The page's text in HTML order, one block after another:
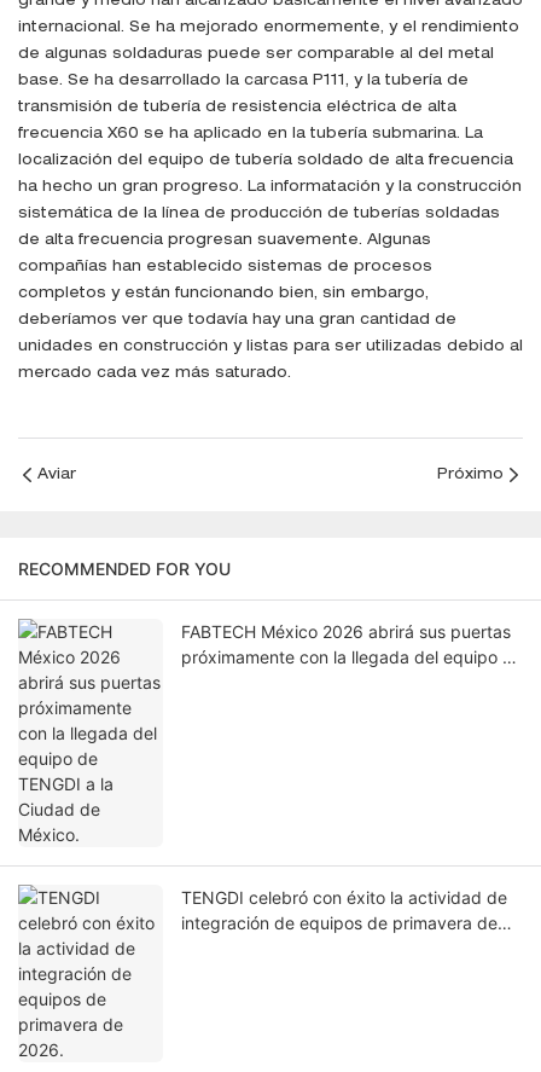
internacional. Se ha mejorado enormemente, y el rendimiento
de algunas soldaduras puede ser comparable al del metal
base. Se ha desarrollado la carcasa P111, y la tubería de
transmisión de tubería de resistencia eléctrica de alta
frecuencia X60 se ha aplicado en la tubería submarina. La
localización del equipo de tubería soldado de alta frecuencia
ha hecho un gran progreso. La informatación y la construcción
sistemática de la línea de producción de tuberías soldadas
de alta frecuencia progresan suavemente. Algunas
compañías han establecido sistemas de procesos
completos y están funcionando bien, sin embargo,
deberíamos ver que todavía hay una gran cantidad de
unidades en construcción y listas para ser utilizadas debido al
mercado cada vez más saturado.
Aviar Próximo
RECOMMENDED FOR YOU
FABTECH México 2026 abrirá sus puertas
próximamente con la llegada del equipo de
TENGDI celebró con éxito la actividad de
integración de equipos de primavera de